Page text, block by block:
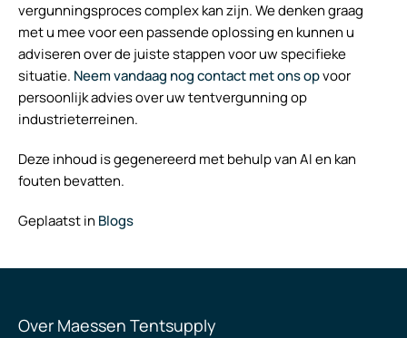
vergunningsproces complex kan zijn. We denken graag
met u mee voor een passende oplossing en kunnen u
adviseren over de juiste stappen voor uw specifieke
situatie. Neem vandaag nog contact met ons opvoor
persoonlijk advies over uw tentvergunning op
industrieterreinen.
Deze inhoud is gegenereerd met behulp van AI en kan
fouten bevatten.
Geplaatst in Blogs
Over Maessen Tentsupply